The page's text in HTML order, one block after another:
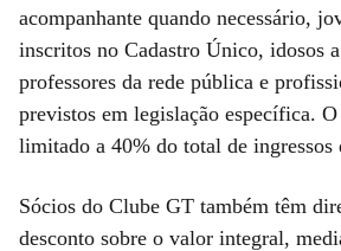
acompanhante quando necessário,
inscritos no Cadastro Único, idosos
professores da rede pública e
previstos em legislação específica.
limitado a 40% do total de ingressos
Sócios do Clube GT também têm
desconto sobre o valor integral,